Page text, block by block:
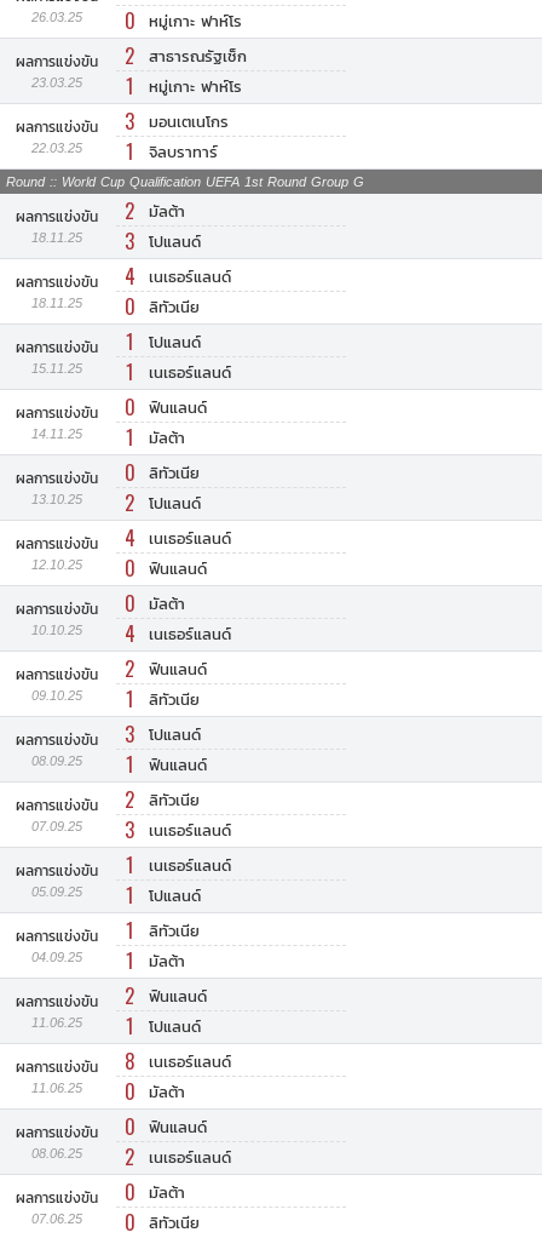
26.03.25 0 หมู่เกาะ ฟาห์โร
ผลการแข่งขัน
23.03.25
2 สาธารณรัฐเช็ก
1 หมู่เกาะ ฟาห์โร
ผลการแข่งขัน
22.03.25
3 มอนเตเนโกร
1 จิลบราทาร์
Round :: World Cup Qualification UEFA 1st Round Group G
ผลการแข่งขัน
18.11.25
2 มัลต้า
3 โปแลนด์
ผลการแข่งขัน
18.11.25
4 เนเธอร์แลนด์
0 ลิทัวเนีย
ผลการแข่งขัน
15.11.25
1 โปแลนด์
1 เนเธอร์แลนด์
ผลการแข่งขัน
14.11.25
0 ฟินแลนด์
1 มัลต้า
ผลการแข่งขัน
13.10.25
0 ลิทัวเนีย
2 โปแลนด์
ผลการแข่งขัน
12.10.25
4 เนเธอร์แลนด์
0 ฟินแลนด์
ผลการแข่งขัน
10.10.25
0 มัลต้า
4 เนเธอร์แลนด์
ผลการแข่งขัน
09.10.25
2 ฟินแลนด์
1 ลิทัวเนีย
ผลการแข่งขัน
08.09.25
3 โปแลนด์
1 ฟินแลนด์
ผลการแข่งขัน
07.09.25
2 ลิทัวเนีย
3 เนเธอร์แลนด์
ผลการแข่งขัน
05.09.25
1 เนเธอร์แลนด์
1 โปแลนด์
ผลการแข่งขัน
04.09.25
1 ลิทัวเนีย
1 มัลต้า
ผลการแข่งขัน
11.06.25
2 ฟินแลนด์
1 โปแลนด์
ผลการแข่งขัน
11.06.25
8 เนเธอร์แลนด์
0 มัลต้า
ผลการแข่งขัน
08.06.25
0 ฟินแลนด์
2 เนเธอร์แลนด์
ผลการแข่งขัน
07.06.25
0 มัลต้า
0 ลิทัวเนีย